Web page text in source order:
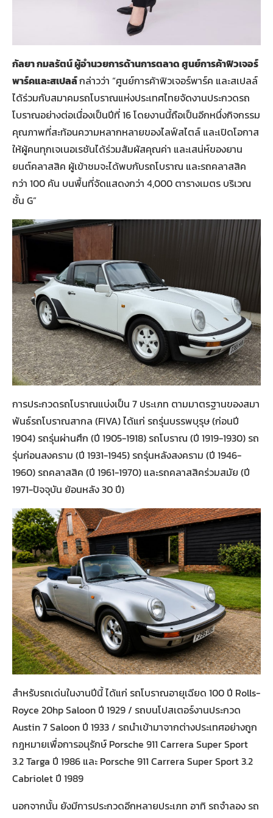
กัลยา กมลรัตน์ ผู้อำนวยการด้านการตลาด ศูนย์การค้าฟิวเจอร์
พาร์คและสเปลล์กล่าวว่า “ศูนย์การค้าฟิวเจอร์พาร์ค และสเปลล์
ได้ร่วมกับสมาคมรถโบราณแห่งประเทศไทยจัดงานประกวดรถ
โบราณอย่างต่อเนื่องเป็นปีที่ 16 โดยงานนี้ถือเป็นอีกหนึ่งกิจกรรม
คุณภาพที่สะท้อนความหลากหลายของไลฟ์สไตล์ และเปิดโอกาส
ให้ผู้คนทุกเจเนอเรชันได้ร่วมสัมผัสคุณค่า และเสน่ห์ของยาน
ยนต์คลาสสิค ผู้เข้าชมจะได้พบกับรถโบราณ และรถคลาสสิค
กว่า 100 คัน บนพื้นที่จัดแสดงกว่า 4,000 ตารางเมตร บริเวณ
ชั้น G”
การประกวดรถโบราณแบ่งเป็น 7 ประเภท ตามมาตรฐานของสมา
พันธ์รถโบราณสากล (FIVA) ได้แก่ รถรุ่นบรรพบุรุษ (ก่อนปี
1904) รถรุ่นผ่านศึก (ปี 1905-1918) รถโบราณ (ปี 1919-1930) รถ
รุ่นก่อนสงคราม (ปี 1931-1945) รถรุ่นหลังสงคราม (ปี 1946-
1960) รถคลาสสิค (ปี 1961-1970) และรถคลาสสิคร่วมสมัย (ปี
1971-ปัจจุบัน ย้อนหลัง 30 ปี)
สำหรับรถเด่นในงานปีนี้ ได้แก่ รถโบราณอายุเฉียด 100 ปี Rolls-
Royce 20hp Saloon ปี 1929 / รถบนโปสเตอร์งานประกวด
Austin 7 Saloon ปี 1933 / รถนำเข้ามาจากต่างประเทศอย่างถูก
กฎหมายเพื่อการอนุรักษ์ Porsche 911 Carrera Super Sport
3.2 Targa ปี 1986 และ Porsche 911 Carrera Super Sport 3.2
Cabriolet ปี 1989
นอกจากนั้น ยังมีการประกวดอีกหลายประเภท อาทิ รถจำลอง รถ